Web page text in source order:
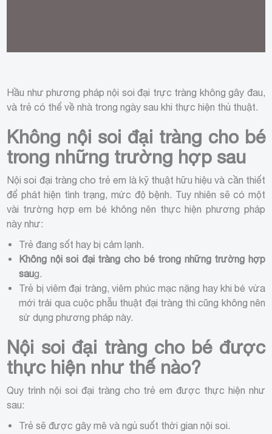
Hầu như phương pháp nội soi đại trực tràng không gây đau,
và trẻ có thể về nhà trong ngày sau khi thực hiện thủ thuật.
Không nội soi đại tràng cho bé
trong những trường hợp sau
Nội soi đại tràng cho trẻ em là kỹ thuật hữu hiệu và cần thiết
để phát hiện tình trạng, mức độ bệnh. Tuy nhiên sẽ có một
vài trường hợp em bé không nên thực hiện phương pháp
này như:
Trẻ đang sốt hay bị cảm lạnh.
Không nội soi đại tràng cho bé trong những trường hợp
saug.
Trẻ bị viêm đại tràng, viêm phúc mạc nặng hay khi bé vừa
mới trải qua cuộc phẫu thuật đại tràng thì cũng không nên
sử dụng phương pháp này.
Nội soi đại tràng cho bé được
thực hiện như thế nào?
Quy trình nội soi đại tràng cho trẻ em được thực hiện như
sau:
Trẻ sẽ được gây mê và ngủ suốt thời gian nội soi.